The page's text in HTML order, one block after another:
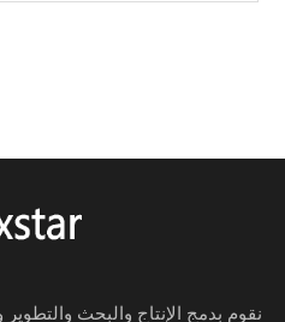
نقوم بدمج الإنتاج والبحث